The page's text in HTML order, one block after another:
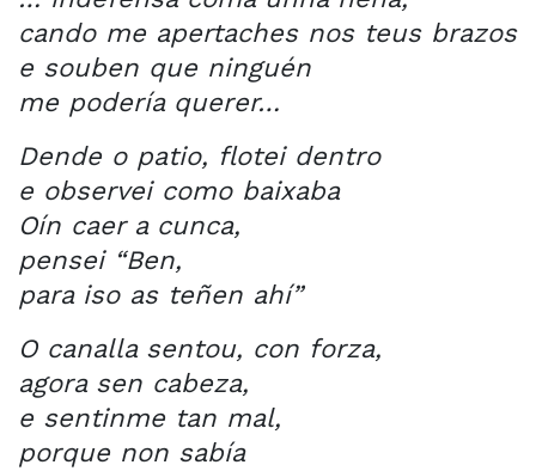
cando me apertaches nos teus brazos
e souben que ninguén
me podería querer…
Dende o patio, flotei dentro
e observei como baixaba
Oín caer a cunca,
pensei “Ben,
para iso as teñen ahí”
O canalla sentou, con forza,
agora sen cabeza,
e sentinme tan mal,
porque non sabía